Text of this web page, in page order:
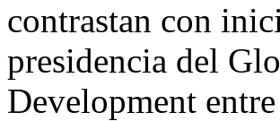
contrastan con
presidencia del
Development